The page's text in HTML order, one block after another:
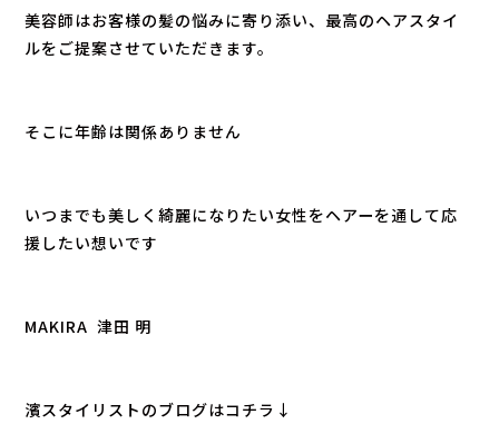
美容師はお客様の髪の悩みに寄り添い、最高のヘアスタイ
ルをご提案させていただきます。
そこに年齢は関係ありません
いつまでも美しく綺麗になりたい女性をヘアーを通して応
援したい想いです
MAKIRA 津田 明
濱スタイリストのブログはコチラ↓